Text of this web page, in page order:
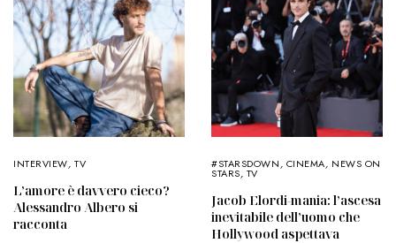
INTERVIEW,TV
L’amore è davvero cieco?
Alessandro Albero si
racconta
#STARSDOWN, CINEMA, NEWS ON
STARS, TV
Jacob Elordi-mania: l’ascesa
inevitabile dell’uomo che
Hollywood aspettava